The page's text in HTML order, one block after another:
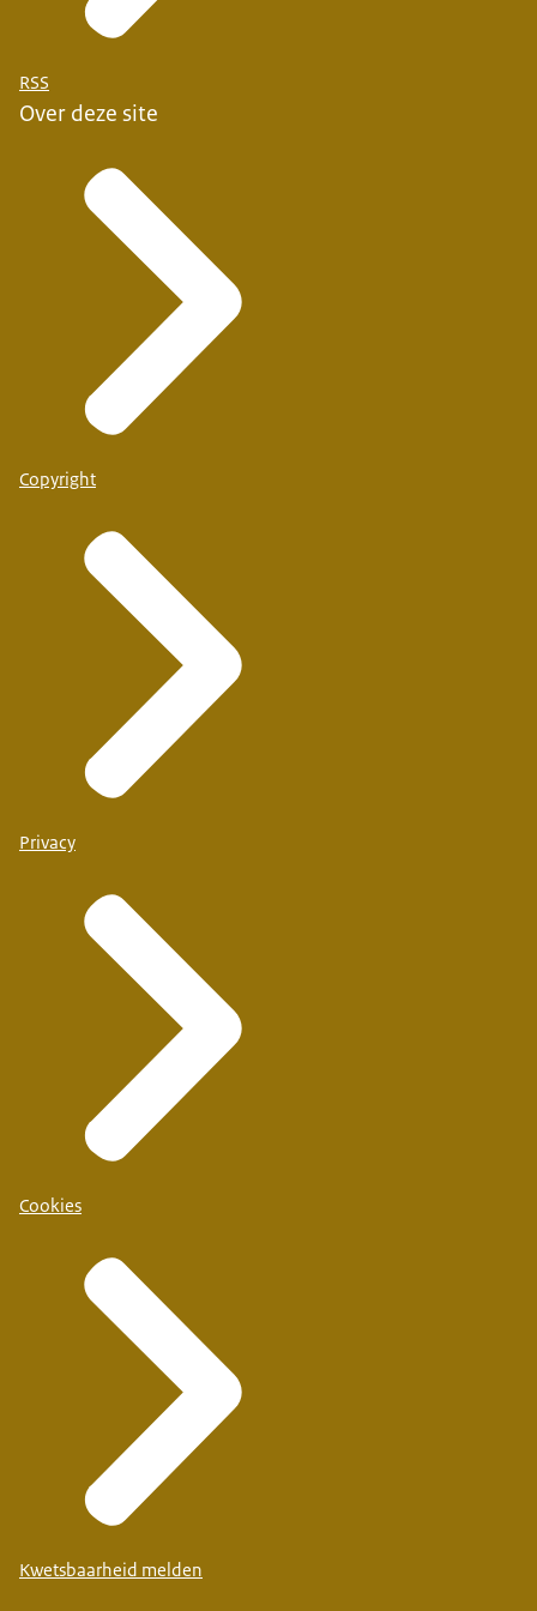
RSS
Over deze site
Copyright
Privacy
Cookies
Kwetsbaarheid melden